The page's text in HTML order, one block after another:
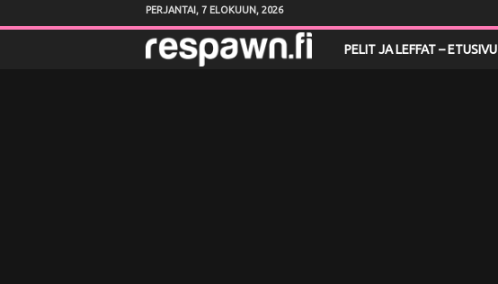
PERJANTAI, 7 ELOKUUN, 2026
PELIT JA LEFFAT – ETUSIVU